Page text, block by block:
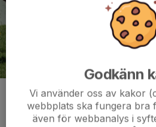
Kommentarer
Godkänn
Vi använder oss av kakor
webbplats ska fungera bra
även för webbanalys i